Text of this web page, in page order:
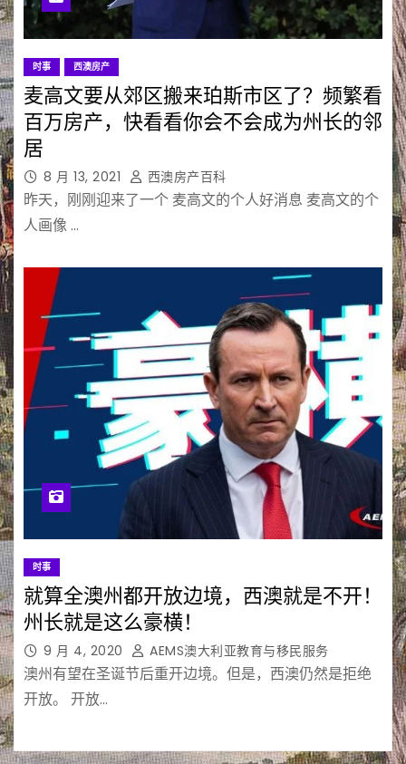
时事 西澳房产
麦高文要从郊区搬来珀斯市区了？频繁看
百万房产，快看看你会不会成为州长的邻
居
8 月 13, 2021 西澳房产百科
昨天，刚刚迎来了一个 麦高文的个人好消息 麦高文的个
人画像 …
时事
就算全澳州都开放边境，西澳就是不开！
州长就是这么豪横！
9 月 4, 2020 AEMS澳大利亚教育与移民服务
澳州有望在圣诞节后重开边境。但是，西澳仍然是拒绝
开放。 开放…